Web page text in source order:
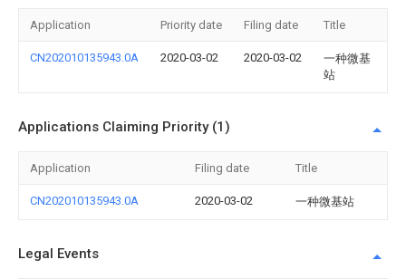
Application Priority date Filing date Title
CN202010135943.0A 2020-03-02 2020-03-02
一种微基
站
Applications Claiming Priority (1)
Application Filing date Title
CN202010135943.0A 2020-03-02 一种微基站
Legal Events